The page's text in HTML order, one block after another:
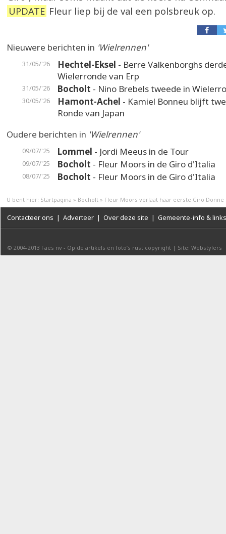
UPDATE Fleur liep bij de val een polsbreuk op.
Nieuwere berichten in 'Wielrennen'
31/05/'26 Hechtel-Eksel - Berre Valkenborghs
Wielerronde van Erp
31/05/'26 Bocholt - Nino Brebels tweede in
30/05/'26 Hamont-Achel - Kamiel Bonneu blijft
Ronde van Japan
Oudere berichten in 'Wielrennen'
09/07/'25 Lommel - Jordi Meeus in de Tour
09/07/'25 Bocholt - Fleur Moors in de Giro d'Italia
08/07/'25 Bocholt - Fleur Moors in de Giro d'Italia
U bent hier: Startpagina » Bocholt » Fleur Moors verlaat haar eerste Giro Donne
Contacteer ons | Adverteer | Over deze site | Gemeente-info & links
© 2004-2013 Faes nv - Op de artikels en foto’s rust copyright | Site: Webstylers